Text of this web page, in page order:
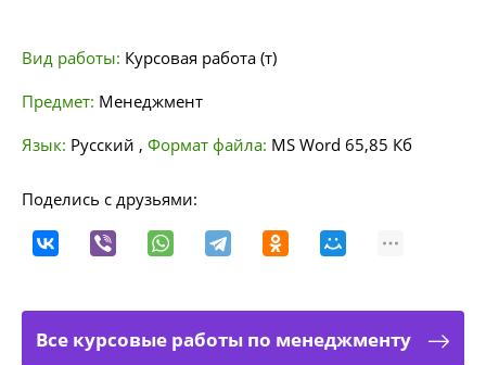
Вид работы: Курсовая работа (т)
Предмет: Менеджмент
Язык: Русский , Формат файла: MS Word 65,85 Кб
Поделись с друзьями:
Все курсовые работы по менеджменту